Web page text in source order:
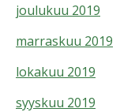
joulukuu 2019
marraskuu 2019
lokakuu 2019
syyskuu 2019